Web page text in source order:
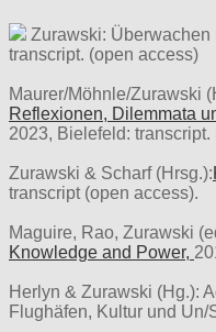
Zurawski: Überwachen
transcript. (open access)
Maurer/Möhnle/Zurawski
Reflexionen, Dilemmata
2023, Bielefeld:
Zurawski & Scharf (Hrsg.):
transcript (open access).
Maguire, Rao, Zurawski
Knowledge and Power,
Herlyn & Zurawski (Hg.):
Flughäfen, Kultur und